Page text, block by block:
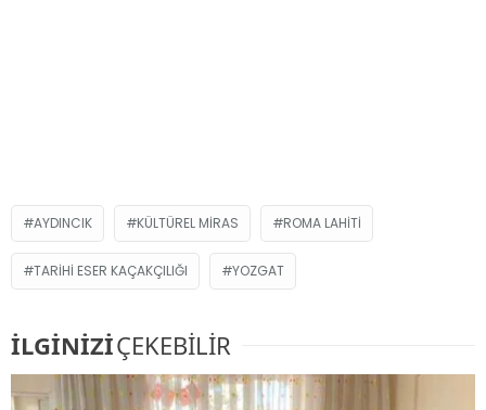
AYDINCIK KÜLTÜREL MIRAS ROMA LAHITI
TARIHI ESER KAÇAKÇILIĞI YOZGAT
İLGİNİZİÇEKEBİLİR